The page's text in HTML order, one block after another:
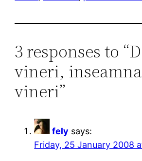
3 responses to
vineri,
vineri”
fely says:
Friday, 25 January 2008